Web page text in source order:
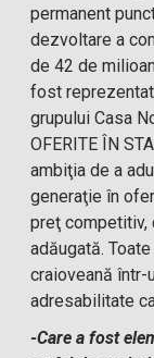
permanent
dezvoltare a
de 42 de
fost
grupului Casa
OFERITE ÎN
ambiţia de a
generaţie în
preţ competitiv,
adăugată.
craioveană
adresabilitate
-Care a fost